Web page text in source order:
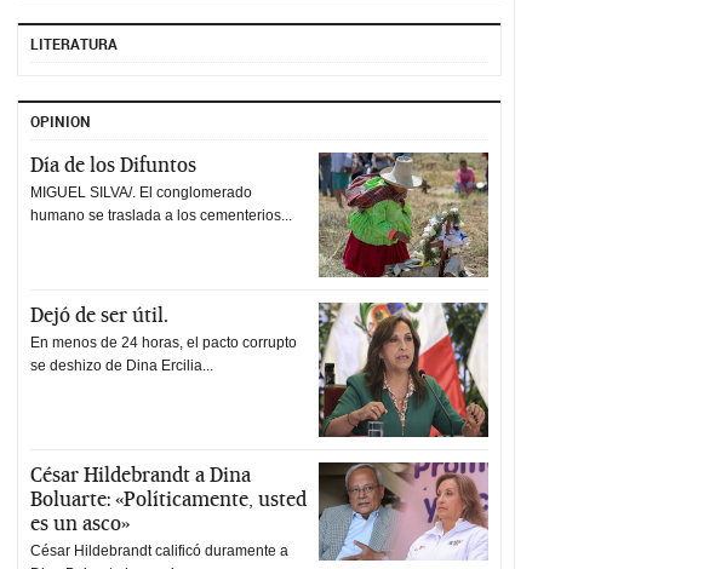
LITERATURA
OPINION
Día de los Difuntos
MIGUEL SILVA/. El conglomerado
humano se traslada a los cementerios...
Dejó de ser útil.
En menos de 24 horas, el pacto corrupto
se deshizo de Dina Ercilia...
César Hildebrandt a Dina
Boluarte: «Políticamente, usted
es un asco»
César Hildebrandt calificó duramente a